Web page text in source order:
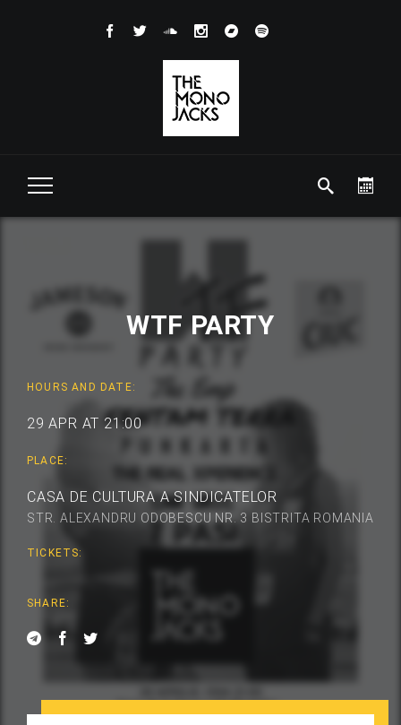
WTF PARTY
HOURS AND DATE:
29 APR AT 21:00
PLACE:
CASA DE CULTURA A SINDICATELOR
STR. ALEXANDRU ODOBESCU NR. 3 BISTRITA ROMANIA
TICKETS:
SHARE: